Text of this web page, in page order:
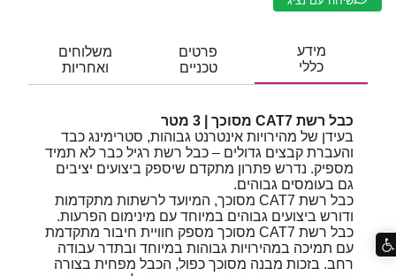
מידע
כללי
פרטים
טכניים
משלוחים
ואחריות
כבל רשת CAT7 מסוכך | 3 מטר
בעידן של מהירויות אינטרנט גבוהות, סטרימינג כבד
והעברת קבצים גדולים – כבל רשת רגיל כבר לא תמיד
מספיק. נדרש פתרון מתקדם שיספק ביצועים יציבים
גם בעומסים גבוהים.
כבל רשת CAT7 מסוכך, המיועד לרשתות מתקדמות
ודורש ביצועים גבוהים במיוחד עם מינימום הפרעות.
כבל רשת CAT7 מסוכך מספק חוויית חיבור מתקדמת
עם תמיכה במהירויות גבוהות במיוחד ובתדר עבודה
רחב. בזכות מבנה מסוכך כפול, הכבל מפחית בצורה